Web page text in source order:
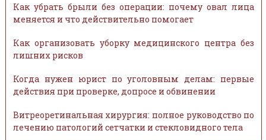
Как убрать брыли без операции: почему овал лица
меняется и что действительно помогает
Как организовать уборку медицинского центра без
лишних рисков
Когда нужен юрист по уголовным делам: первые
действия при проверке, допросе и обвинении
Витреоретинальная хирургия: полное руководство по
лечению патологий сетчатки и стекловидного тела